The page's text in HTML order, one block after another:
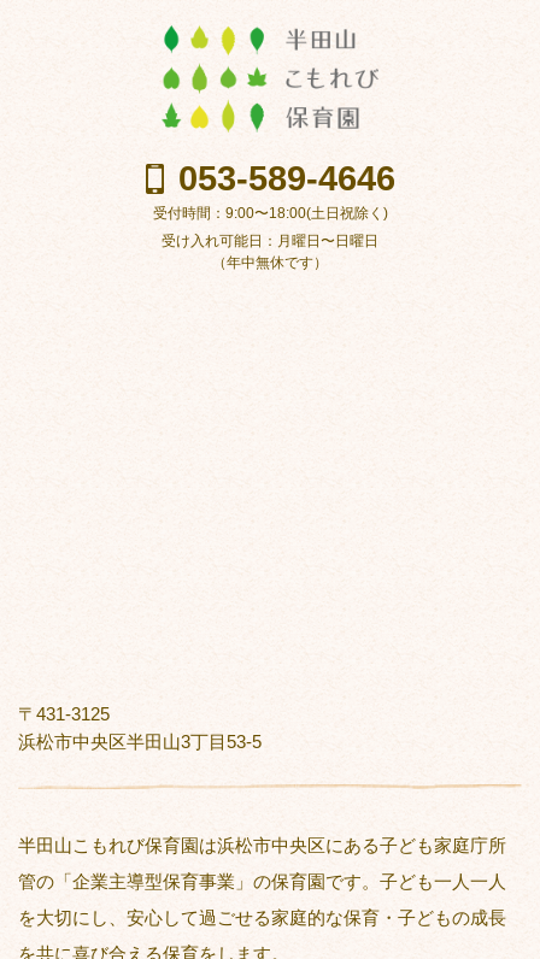
053-589-4646
受付時間：9:00〜18:00(土日祝除く)
受け入れ可能日：月曜日〜日曜日
（年中無休です）
〒431-3125
浜松市中央区半田山3丁目53-5
半田山こもれび保育園は浜松市中央区にある子ども家庭庁所
管の「企業主導型保育事業」の保育園です。子ども一人一人
を大切にし、安心して過ごせる家庭的な保育・子どもの成長
を共に喜び合える保育をします。